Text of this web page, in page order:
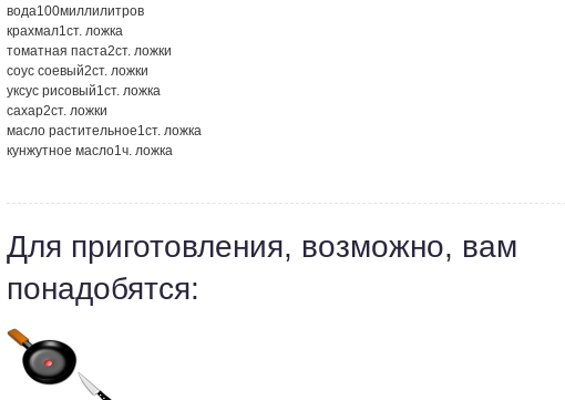
вода100миллилитров
крахмал1ст. ложка
томатная паста2ст. ложки
соус соевый2ст. ложки
уксус рисовый1ст. ложка
сахар2ст. ложки
масло растительное1ст. ложка
кунжутное масло1ч. ложка
Для приготовления, возможно, вам
понадобятся: